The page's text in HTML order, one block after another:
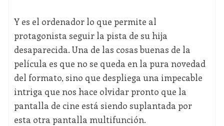
Y es el ordenador lo que permite al
protagonista seguir la pista de su hija
desaparecida. Una de las cosas buenas de la
película es que no se queda en la pura novedad
del formato, sino que despliega una impecable
intriga que nos hace olvidar pronto que la
pantalla de cine está siendo suplantada por
esta otra pantalla multifunción.